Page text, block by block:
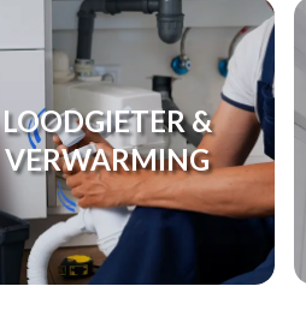
LOODGIETER &
VERWARMING